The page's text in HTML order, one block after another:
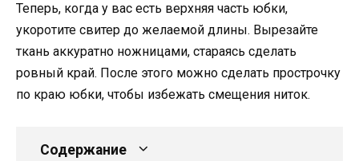
Теперь, когда у вас есть верхняя часть юбки,
укоротите свитер до желаемой длины. Вырезайте
ткань аккуратно ножницами, стараясь сделать
ровный край. После этого можно сделать прострочку
по краю юбки, чтобы избежать смещения ниток.
Содержание